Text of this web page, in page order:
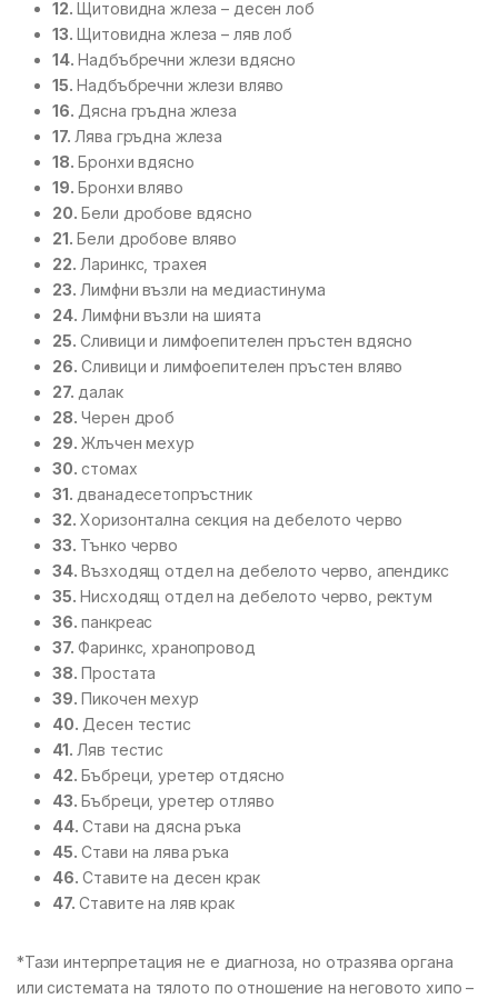
12. Щитовидна жлеза – десен лоб
13. Щитовидна жлеза – ляв лоб
14. Надбъбречни жлези вдясно
15. Надбъбречни жлези вляво
16. Дясна гръдна жлеза
17. Лява гръдна жлеза
18. Бронхи вдясно
19. Бронхи вляво
20. Бели дробове вдясно
21. Бели дробове вляво
22. Ларинкс, трахея
23. Лимфни възли на медиастинума
24. Лимфни възли на шията
25. Сливици и лимфоепителен пръстен вдясно
26. Сливици и лимфоепителен пръстен вляво
27. далак
28. Черен дроб
29. Жлъчен мехур
30. стомах
31. дванадесетопръстник
32. Хоризонтална секция на дебелото черво
33. Тънко черво
34. Възходящ отдел на дебелото черво, апендикс
35. Нисходящ отдел на дебелото черво, ректум
36. панкреас
37. Фаринкс, хранопровод
38. Простата
39. Пикочен мехур
40. Десен тестис
41. Ляв тестис
42. Бъбреци, уретер отдясно
43. Бъбреци, уретер отляво
44. Стави на дясна ръка
45. Стави на лява ръка
46. Ставите на десен крак
47. Ставите на ляв крак
*Тази интерпретация не е диагноза, но отразява органа
или системата на тялото по отношение на неговото хипо –